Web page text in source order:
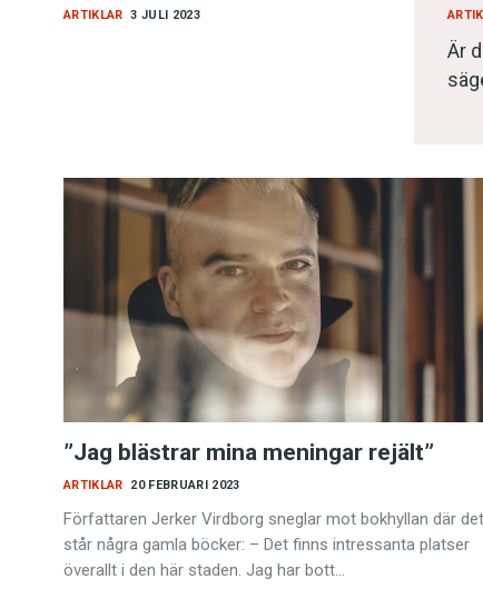
Läs
Är
3 JULI 2023
ARTIKLAR
”Jag blästrar mina meningar rejält”
20 FEBRUARI 2023
ARTIKLAR
Författaren Jerker Virdborg sneglar mot bokhyllan där det
står några gamla böcker: – Det finns intressanta platser
överallt i den här staden. Jag har bott…